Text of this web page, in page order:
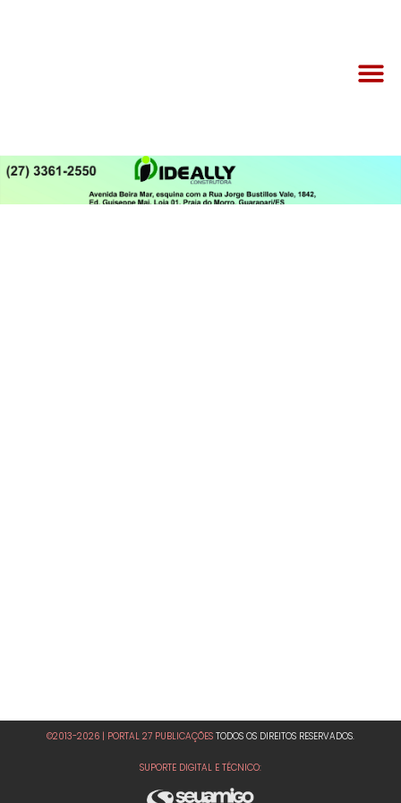
©2013-2026 | PORTAL 27 PUBLICAÇÕES TODOS OS DIREITOS RESERVADOS.
SUPORTE DIGITAL E TÉCNICO: